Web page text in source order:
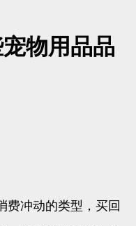
物用品品
费冲动的类型，买回